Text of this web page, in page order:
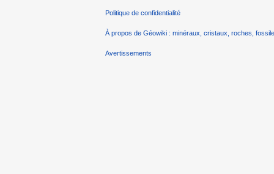
Politique de confidentialité
À propos de Géowiki : minéraux, cristaux, roches,
Avertissements